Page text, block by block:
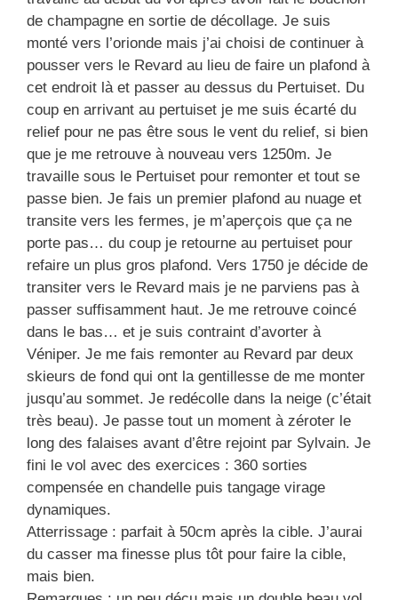
de champagne en sortie de décollage. Je suis
monté vers l’orionde mais j’ai choisi de continuer à
pousser vers le Revard au lieu de faire un plafond à
cet endroit là et passer au dessus du Pertuiset. Du
coup en arrivant au pertuiset je me suis écarté du
relief pour ne pas être sous le vent du relief, si bien
que je me retrouve à nouveau vers 1250m. Je
travaille sous le Pertuiset pour remonter et tout se
passe bien. Je fais un premier plafond au nuage et
transite vers les fermes, je m’aperçois que ça ne
porte pas… du coup je retourne au pertuiset pour
refaire un plus gros plafond. Vers 1750 je décide de
transiter vers le Revard mais je ne parviens pas à
passer suffisamment haut. Je me retrouve coincé
dans le bas… et je suis contraint d’avorter à
Véniper. Je me fais remonter au Revard par deux
skieurs de fond qui ont la gentillesse de me monter
jusqu’au sommet. Je redécolle dans la neige (c’était
très beau). Je passe tout un moment à zéroter le
long des falaises avant d’être rejoint par Sylvain. Je
fini le vol avec des exercices : 360 sorties
compensée en chandelle puis tangage virage
dynamiques.
Atterrissage : parfait à 50cm après la cible. J’aurai
du casser ma finesse plus tôt pour faire la cible,
mais bien.